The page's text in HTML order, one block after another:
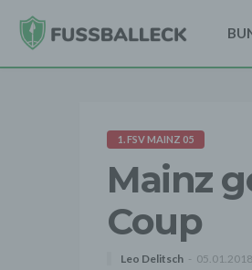
1. FSV MAINZ 05
Mainz
Coup
Leo Delitsch 05.01.2018